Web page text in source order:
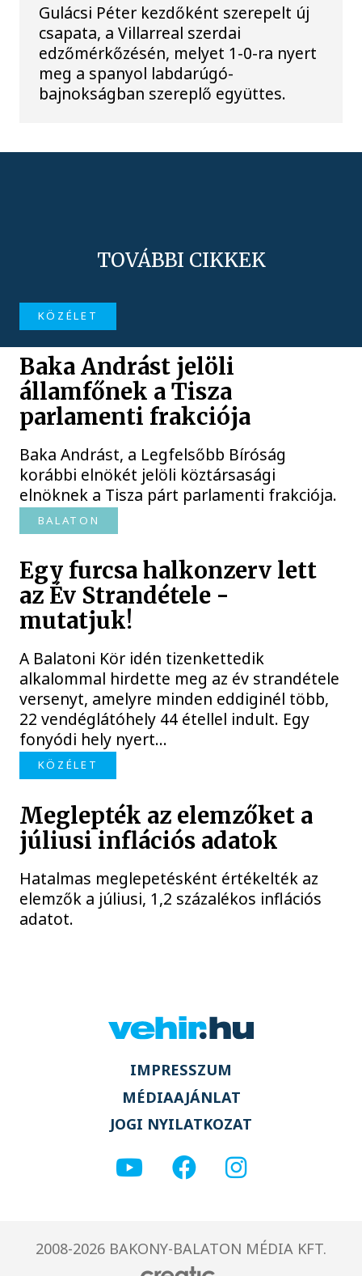
Gulácsi Péter kezdőként szerepelt új
csapata, a Villarreal szerdai
edzőmérkőzésén, melyet 1-0-ra nyert
meg a spanyol labdarúgó-
bajnokságban szereplő együttes.
TOVÁBBI CIKKEK
KÖZÉLET
Baka Andrást jelöli
államfőnek a Tisza
parlamenti frakciója
Baka Andrást, a Legfelsőbb Bíróság
korábbi elnökét jelöli köztársasági
elnöknek a Tisza párt parlamenti frakciója.
BALATON
Egy furcsa halkonzerv lett
az Év Strandétele -
mutatjuk!
A Balatoni Kör idén tizenkettedik
alkalommal hirdette meg az év strandétele
versenyt, amelyre minden eddiginél több,
22 vendéglátóhely 44 étellel indult. Egy
fonyódi hely nyert...
KÖZÉLET
Meglepték az elemzőket a
júliusi inflációs adatok
Hatalmas meglepetésként értékelték az
elemzők a júliusi, 1,2 százalékos inflációs
adatot.
IMPRESSZUM
MÉDIAAJÁNLAT
JOGI NYILATKOZAT
2008-2026 BAKONY-BALATON MÉDIA KFT.